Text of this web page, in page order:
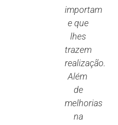
importam
e que
lhes
trazem
realização.
Além
de
melhorias
na